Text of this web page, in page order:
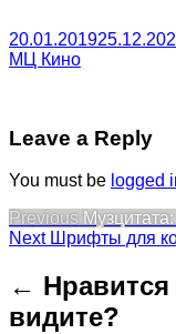
20.01.2019
МЦ Кино
Leave a Reply
You must be logged
Post
navigation
Previous Previous
post:
Next Next
Шрифты для
←
видите?